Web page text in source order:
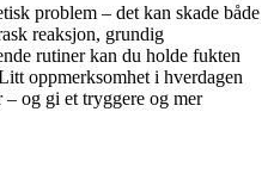
problem – det kan skade både
reaksjon, grundig
rutiner kan du holde fukten
oppmerksomhet i hverdagen
– og gi et tryggere og mer